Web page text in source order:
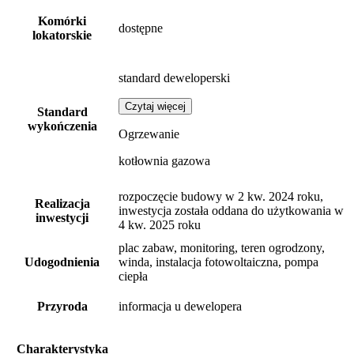
Komórki
lokatorskie
dostępne
Standard
wykończenia
standard deweloperski
Czytaj więcej
Ogrzewanie
kotłownia gazowa
Realizacja
inwestycji
rozpoczęcie budowy w 2 kw. 2024 roku,
inwestycja została oddana do użytkowania w
4 kw. 2025 roku
Udogodnienia
plac zabaw, monitoring, teren ogrodzony,
winda, instalacja fotowoltaiczna, pompa
ciepła
Przyroda informacja u dewelopera
Charakterystyka